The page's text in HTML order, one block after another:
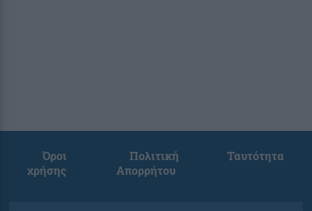
Όροι
χρήσης
Πολιτική
Απορρήτου
Ταυτότητα